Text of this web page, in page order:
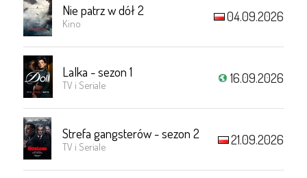
Nie patrz w dół 2
Kino 04.09.2026
Lalka - sezon 1
TV i Seriale 16.09.2026
Strefa gangsterów - sezon 2
TV i Seriale 21.09.2026